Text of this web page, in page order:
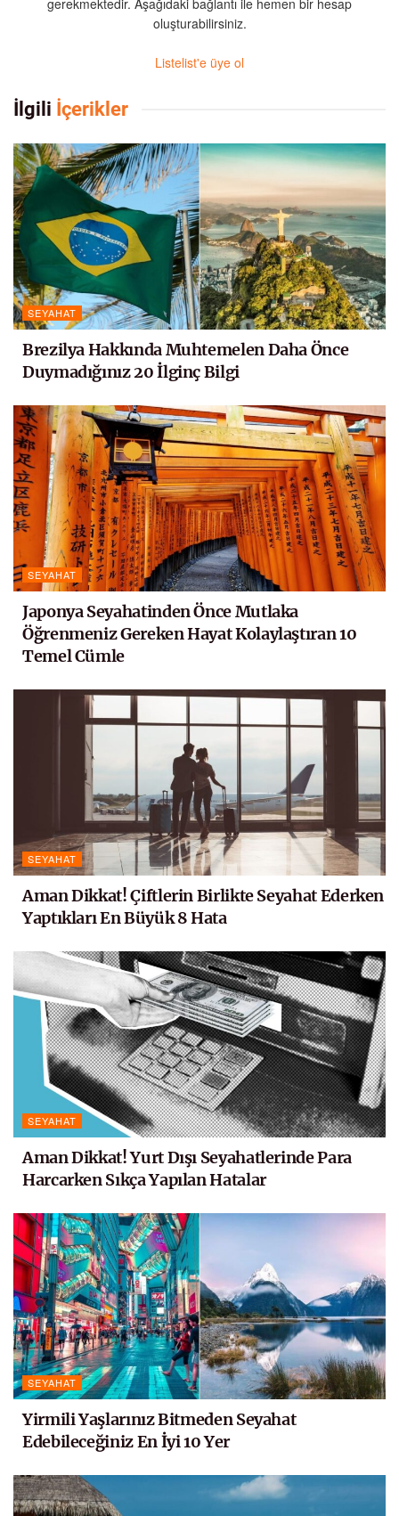
oluşturabilirsiniz.
Listelist'e üye ol
İlgili İçerikler
SEYAHAT
Brezilya Hakkında Muhtemelen Daha Önce
Duymadığınız 20 İlginç Bilgi
SEYAHAT
Japonya Seyahatinden Önce Mutlaka
Öğrenmeniz Gereken Hayat Kolaylaştıran 10
Temel Cümle
SEYAHAT
Aman Dikkat! Çiftlerin Birlikte Seyahat Ederken
Yaptıkları En Büyük 8 Hata
SEYAHAT
Aman Dikkat! Yurt Dışı Seyahatlerinde Para
Harcarken Sıkça Yapılan Hatalar
SEYAHAT
Yirmili Yaşlarınız Bitmeden Seyahat
Edebileceğiniz En İyi 10 Yer